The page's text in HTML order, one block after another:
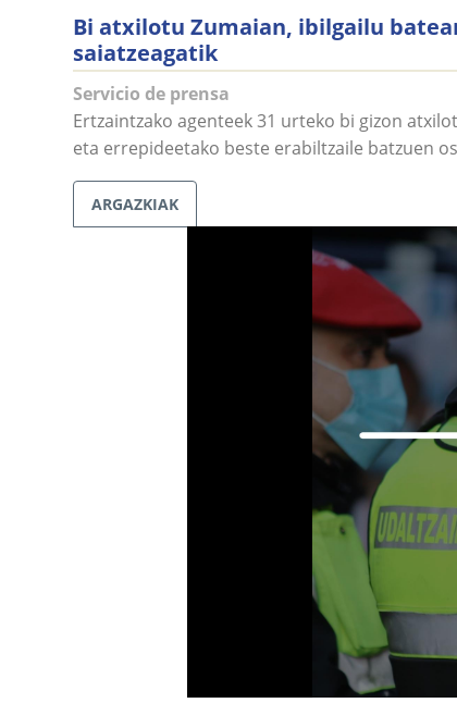
Bi atxilotu Zumaian, ibilgailu
saiatzeagatik
Servicio de prensa
Ertzaintzako agenteek 31 urteko bi gizon
eta errepideetako beste erabiltzaile batzuen
ARGAZKIAK